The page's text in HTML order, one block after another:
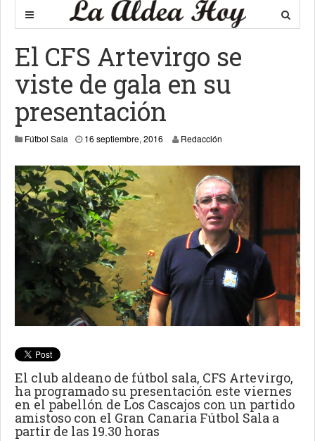
El CFS Artevirgo se
viste de gala en su
presentación
Fútbol Sala 16 septiembre, 2016 16 septiembre, 2016
Redacción
El club aldeano de fútbol sala, CFS Artevirgo,
ha programado su presentación este viernes
en el pabellón de Los Cascajos con un partido
amistoso con el Gran Canaria Fútbol Sala a
partir de las 19.30 horas